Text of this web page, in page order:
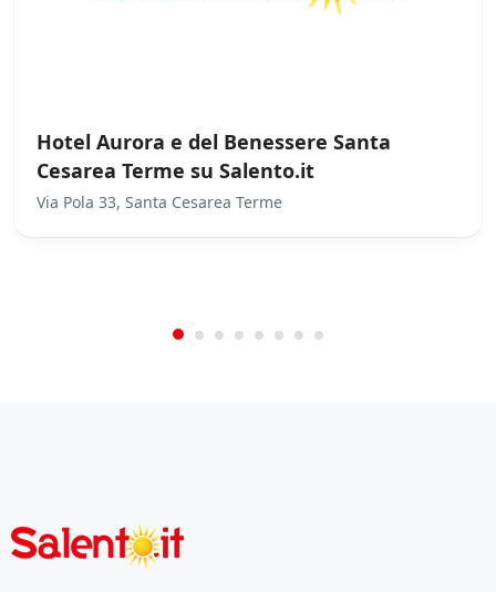
Hotel Aurora e del Benessere Santa
Cesarea Terme su Salento.it
Via Pola 33, Santa Cesarea Terme